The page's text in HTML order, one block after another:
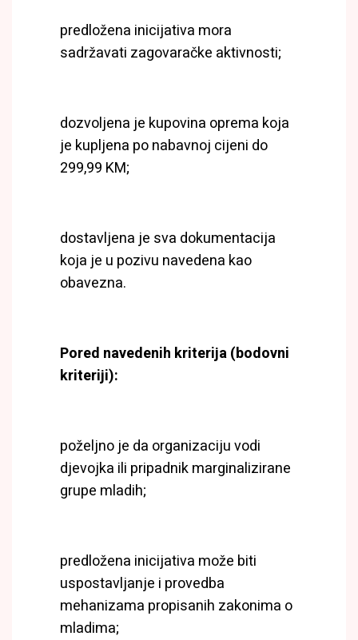
predložena inicijativa mora
sadržavati zagovaračke aktivnosti;
dozvoljena je kupovina oprema koja
je kupljena po nabavnoj cijeni do
299,99 KM;
dostavljena je sva dokumentacija
koja je u pozivu navedena kao
obavezna.
Pored navedenih kriterija (bodovni
kriteriji):
poželjno je da organizaciju vodi
djevojka ili pripadnik marginalizirane
grupe mladih;
predložena inicijativa može biti
uspostavljanje i provedba
mehanizama propisanih zakonima o
mladima;